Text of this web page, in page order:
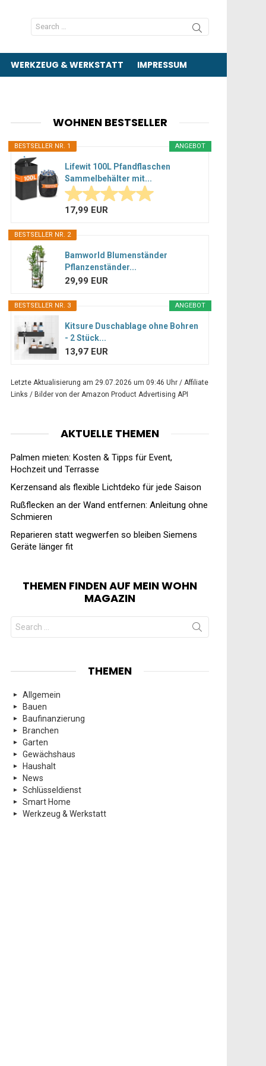
Search
for:
WERKZEUG & WERKSTATT IMPRESSUM
WOHNEN BESTSELLER
ANGEBOT
BESTSELLER NR. 1
Lifewit 100L Pfandflaschen
Sammelbehälter mit...
17,99 EUR
BESTSELLER NR. 2
Bamworld Blumenständer
Pflanzenständer...
29,99 EUR
ANGEBOT
BESTSELLER NR. 3
Kitsure Duschablage ohne Bohren
- 2 Stück...
13,97 EUR
Letzte Aktualisierung am 29.07.2026 um 09:46 Uhr / Affiliate
Links / Bilder von der Amazon Product Advertising API
AKTUELLE THEMEN
Palmen mieten: Kosten & Tipps für Event,
Hochzeit und Terrasse
Kerzensand als flexible Lichtdeko für jede Saison
Rußflecken an der Wand entfernen: Anleitung ohne
Schmieren
Reparieren statt wegwerfen so bleiben Siemens
Geräte länger fit
THEMEN FINDEN AUF MEIN WOHN
MAGAZIN
Search
for:
THEMEN
Allgemein
Bauen
Baufinanzierung
Branchen
Garten
Gewächshaus
Haushalt
News
Schlüsseldienst
Smart Home
Werkzeug & Werkstatt